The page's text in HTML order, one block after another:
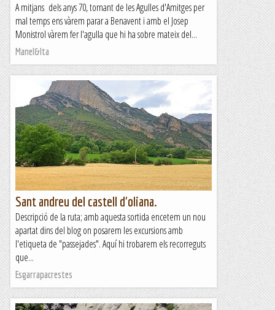
A mitjans dels anys 70, tornant de les Agulles d'Amitges per
mal temps ens vàrem parar a Benavent i amb el Josep
Monistrol vàrem fer l'agulla que hi ha sobre mateix del...
Manel&Ita
Sant andreu del castell d'oliana.
Descripció de la ruta; amb aquesta sortida encetem un nou
apartat dins del blog on posarem les excursions amb
l'etiqueta de "passejades". Aquí hi trobarem els recorreguts
que...
Esgarrapacrestes